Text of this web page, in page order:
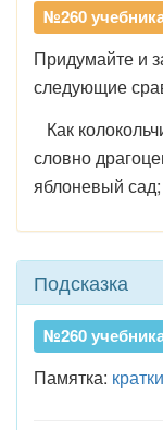
№260
Придумайте и
следующие
Как
словно
яблоневый
Подсказка
№260
Памятка: